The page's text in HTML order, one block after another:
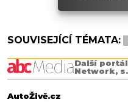
SOUVISEJÍCÍ TÉMATA:
Další
Network,
AutoŽivě.cz